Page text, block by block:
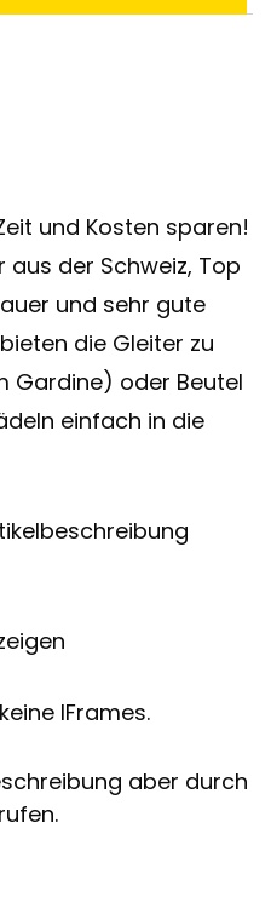
und Kosten sparen!
der Schweiz, Top
und sehr gute
die Gleiter zu
Gardine) oder Beutel
einfach in die
IFrames.
aber durch